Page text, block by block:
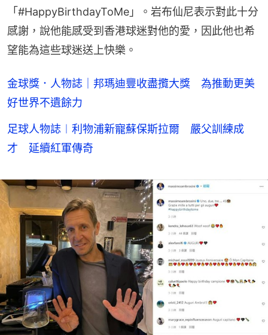
「#HappyBirthdayToMe」。岩布仙尼表示對此十分
感謝，說他能感受到香港球迷對他的愛，因此他也希
望能為這些球迷送上快樂。
金球獎．人物誌｜邦瑪迪豐收盡攬大獎 為推動更美
好世界不遺餘力
足球人物誌︱利物浦新寵蘇保斯拉爾 嚴父訓練成
才 延續紅軍傳奇